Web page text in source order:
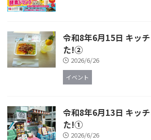
令和8年6月15日 キッ
た!②
2026/6/26
イベント
令和8年6月13日 キッ
た!①
2026/6/26